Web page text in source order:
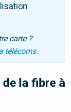
carte ?
télécoms.
la fibre à